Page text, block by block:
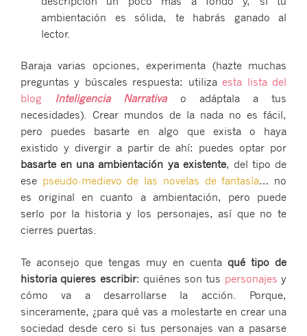
ambientación es sólida, te habrás ganado al
lector.
Baraja varias opciones, experimenta (hazte muchas
preguntas y búscales respuesta: utiliza esta lista del
blog Inteligencia Narrativao adáptala a tus
necesidades). Crear mundos de la nada no es fácil,
pero puedes basarte en algo que exista o haya
existido y divergir a partir de ahí: puedes optar por
basarte en una ambientación ya existente, del tipo de
ese pseudo-medievo de las novelas de fantasía… no
es original en cuanto a ambientación, pero puede
serlo por la historia y los personajes, así que no te
cierres puertas.
Te aconsejo que tengas muy en cuenta qué tipo de
historia quieres escribir: quiénes son tus personajesy
cómo va a desarrollarse la acción. Porque,
sinceramente, ¿para qué vas a molestarte en crear una
sociedad desde cero si tus personajes van a pasarse